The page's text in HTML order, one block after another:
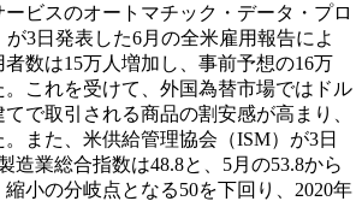
ビスのオートマチック・データ・プロ
3日発表した6月の全米雇用報告によ
数は15万人増加し、事前予想の16万
。これを受けて、外国為替市場ではドル
で取引される商品の割安感が高まり、
また、米供給管理協会（ISM）が3日
造業総合指数は48.8と、5月の53.8から
小の分岐点となる50を下回り、2020年